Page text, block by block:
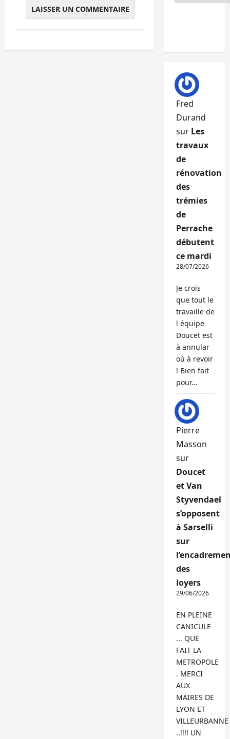
Fred
Durand
sur Les
travaux
de
rénovation
des
trémies
de
Perrache
débutent
ce mardi
28/07/2026
Je crois
que tout le
travaille de
l équipe
Doucet est
à annular
où à revoir
! Bien fait
pour…
Pierre
Masson
sur
Doucet
et Van
Styvendael
s’opposent
à Sarselli
sur
des
loyers
29/06/2026
EN PLEINE
CANICULE
... QUE
FAIT LA
METROPOLE
. MERCI
AUX
MAIRES DE
LYON ET
VILLEURBANNE
..!!!! UN